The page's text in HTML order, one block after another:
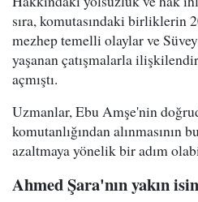
sıra, komutasındaki birliklerin
mezhep temelli olaylar ve
yaşanan çatışmalarla
açmıştı.
Uzmanlar, Ebu Amşe'nin
komutanlığından alınmasının
azaltmaya yönelik bir adım
Ahmed Şara'nın yakın